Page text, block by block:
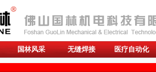
国林风采 无缝焊接 医疗自动化